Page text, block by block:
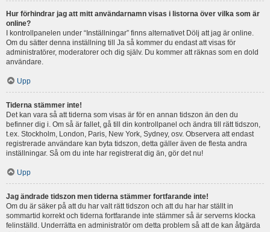
Hur förhindrar jag att mitt användarnamn visas i listorna över vilka som är
online?
I kontrollpanelen under “Inställningar” finns alternativet Dölj att jag är online.
Om du sätter denna inställning till Ja så kommer du endast att visas för
administratörer, moderatorer och dig själv. Du kommer att räknas som en dold
användare.
Upp
Tiderna stämmer inte!
Det kan vara så att tiderna som visas är för en annan tidszon än den du
befinner dig i. Om så är fallet, gå till din kontrollpanel och ändra till rätt tidszon,
t.ex. Stockholm, London, Paris, New York, Sydney, osv. Observera att endast
registrerade användare kan byta tidszon, detta gäller även de flesta andra
inställningar. Så om du inte har registrerat dig än, gör det nu!
Upp
Jag ändrade tidszon men tiderna stämmer fortfarande inte!
Om du är säker på att du har valt rätt tidszon och att du har har ställt in
sommartid korrekt och tiderna fortfarande inte stämmer så är serverns klocka
felinställd. Underrätta en administratör om detta problem så att de kan åtgärda